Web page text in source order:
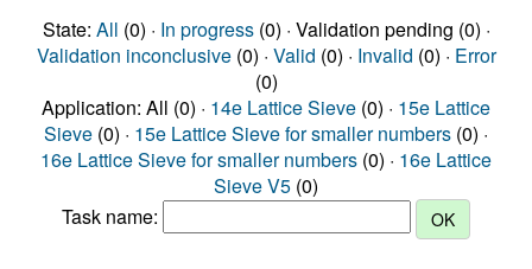
State: All (0) · In progress(0) · Validation pending (0) ·
Validation inconclusive(0) · Valid (0) · Invalid (0) · Error
(0)
Application: All (0) · 14e Lattice Sieve (0) · 15e Lattice
Sieve (0) · 15e Lattice Sieve for smaller numbers (0) ·
16e Lattice Sieve for smaller numbers (0) · 16e Lattice
Sieve V5 (0)
Task name: